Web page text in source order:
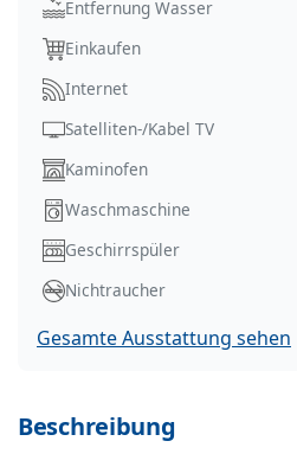
Entfernung Wasser
Einkaufen
Internet
Satelliten-/Kabel TV
Kaminofen
Waschmaschine
Geschirrspüler
Nichtraucher
Gesamte Ausstattung sehen
Beschreibung